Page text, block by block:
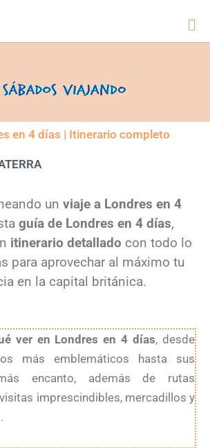
en 4 días | Itinerario completo
un viaje a Londres en 4
guía de Londres en 4 días,
itinerario detallado con todo lo
para aprovechar al máximo tu
en la capital británica.
ver en Londres en 4 días, desde
más emblemáticos hasta sus
encanto, además de rutas
imprescindibles, mercadillos y